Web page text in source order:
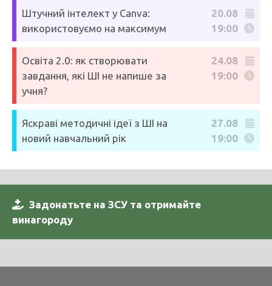
Штучний інтелект у Canva:
використовуємо на максимум
20.08
19:00
Освіта 2.0: як створювати
завдання, які ШІ не напише за
учня?
24.08
19:00
Яскраві методичні ідеї з ШІ на
новий навчальний рік
27.08
19:00
Задонатьте на ЗСУ та отримайте
винагороду